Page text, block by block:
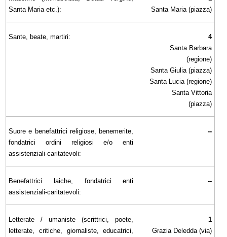
Santa Maria etc.):
Santa Maria (piazza)
Sante, beate, martiri:
4
Santa Barbara
(regione)
Santa Giulia (piazza)
Santa Lucia (regione)
Santa Vittoria
(piazza)
Suore e benefattrici religiose, benemerite,
fondatrici ordini religiosi e/o enti
assistenziali-caritatevoli:
--
Benefattrici laiche, fondatrici enti
assistenziali-caritatevoli:
--
Letterate / umaniste (scrittrici, poete,
letterate, critiche, giornaliste, educatrici,
1
Grazia Deledda (via)